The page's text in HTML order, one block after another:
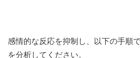
感情的な反応を抑制し、以下の手順
を分析してください。